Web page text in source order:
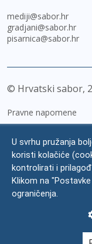
mediji@sabor.hr
gradjani@sabor.hr
pisarnica@sabor.hr
© Hrvatski sabor,
Pravne napomene
Zaštita osobnih
Impressum
Česta pitanja
U svrhu pružanja
koristi kolačiće
kontrolirati i
Klikom na
ograničenja.